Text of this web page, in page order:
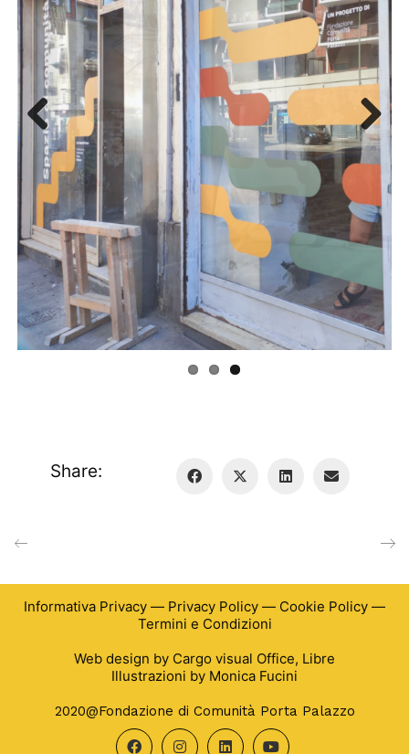
Previous Next
Share:
Informativa Privacy Privacy Policy Cookie Policy
Termini e Condizioni
Web design by Cargo visual Office Libre
Illustrazioni byMonica Fucini
2020@Fondazione di Comunità Porta Palazzo